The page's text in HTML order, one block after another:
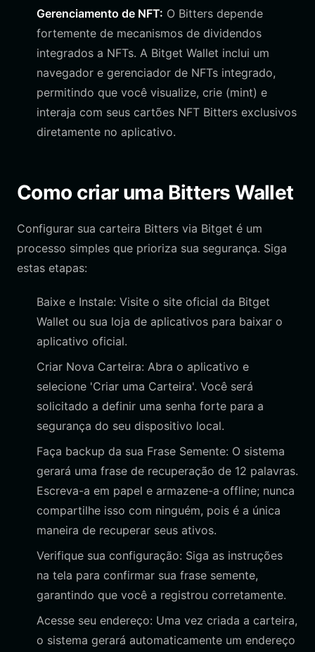
Gerenciamento de NFT: O Bitters depende
fortemente de mecanismos de dividendos
integrados a NFTs. A Bitget Wallet inclui um
navegador e gerenciador de NFTs integrado,
permitindo que você visualize, crie (mint) e
interaja com seus cartões NFT Bitters exclusivos
diretamente no aplicativo.
Como criar uma Bitters Wallet
Configurar sua carteira Bitters via Bitget é um
processo simples que prioriza sua segurança. Siga
estas etapas:
Baixe e Instale: Visite o site oficial da Bitget
Wallet ou sua loja de aplicativos para baixar o
aplicativo oficial.
Criar Nova Carteira: Abra o aplicativo e
selecione 'Criar uma Carteira'. Você será
solicitado a definir uma senha forte para a
segurança do seu dispositivo local.
Faça backup da sua Frase Semente: O sistema
gerará uma frase de recuperação de 12 palavras.
Escreva-a em papel e armazene-a offline; nunca
compartilhe isso com ninguém, pois é a única
maneira de recuperar seus ativos.
Verifique sua configuração: Siga as instruções
na tela para confirmar sua frase semente,
garantindo que você a registrou corretamente.
Acesse seu endereço: Uma vez criada a carteira,
o sistema gerará automaticamente um endereço